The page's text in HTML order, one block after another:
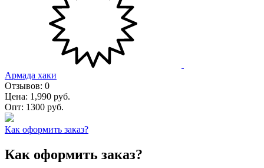
Армада хаки
Отзывов: 0
Цена: 1,990 руб.
Опт: 1300 руб.
Как оформить заказ?
Как оформить заказ?